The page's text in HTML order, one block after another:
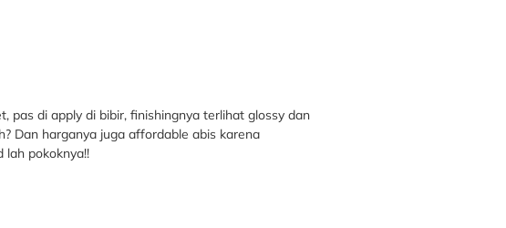
pas di apply di bibir, finishingnya terlihat glossy dan
Dan harganya juga affordable abis karena
lah pokoknya!!